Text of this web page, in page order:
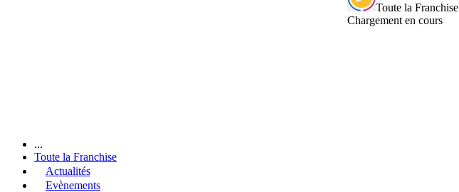
Toute la Franchise
Chargement en cours
...
Toute la Franchise
Actualités
Evènements